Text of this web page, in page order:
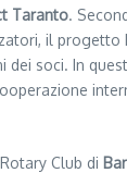
Taranto.
il progetto
dei soci. In
Club di